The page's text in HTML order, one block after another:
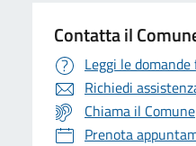
Contatta il
Leggi le
Richiedi
Chiama il Comune
Prenota